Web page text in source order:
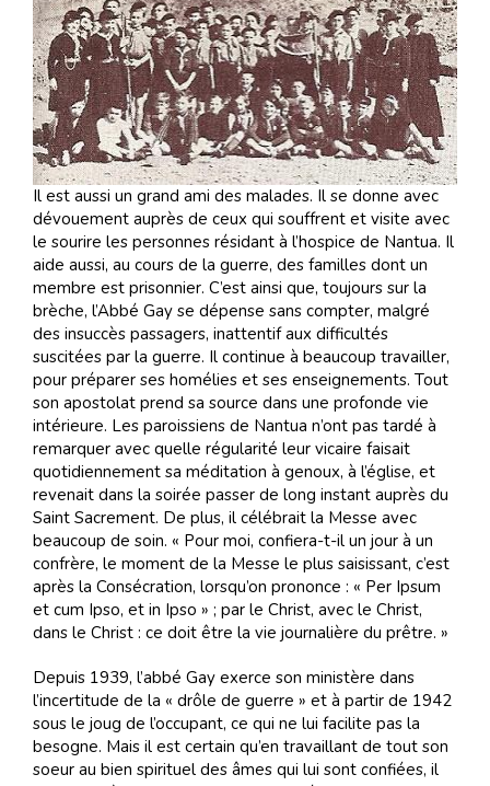
Il est aussi un grand ami des malades. Il se donne avec
dévouement auprès de ceux qui souffrent et visite avec
le sourire les personnes résidant à l’hospice de Nantua. Il
aide aussi, au cours de la guerre, des familles dont un
membre est prisonnier. C’est ainsi que, toujours sur la
brèche, l’Abbé Gay se dépense sans compter, malgré
des insuccès passagers, inattentif aux difficultés
suscitées par la guerre. Il continue à beaucoup travailler,
pour préparer ses homélies et ses enseignements. Tout
son apostolat prend sa source dans une profonde vie
intérieure. Les paroissiens de Nantua n’ont pas tardé à
remarquer avec quelle régularité leur vicaire faisait
quotidiennement sa méditation à genoux, à l’église, et
revenait dans la soirée passer de long instant auprès du
Saint Sacrement. De plus, il célébrait la Messe avec
beaucoup de soin. « Pour moi, confiera-t-il un jour à un
confrère, le moment de la Messe le plus saisissant, c’est
après la Consécration, lorsqu’on prononce : « Per Ipsum
et cum Ipso, et in Ipso » ; par le Christ, avec le Christ,
dans le Christ : ce doit être la vie journalière du prêtre. »
Depuis 1939, l’abbé Gay exerce son ministère dans
l’incertitude de la « drôle de guerre » et à partir de 1942
sous le joug de l’occupant, ce qui ne lui facilite pas la
besogne. Mais il est certain qu’en travaillant de tout son
soeur au bien spirituel des âmes qui lui sont confiées, il